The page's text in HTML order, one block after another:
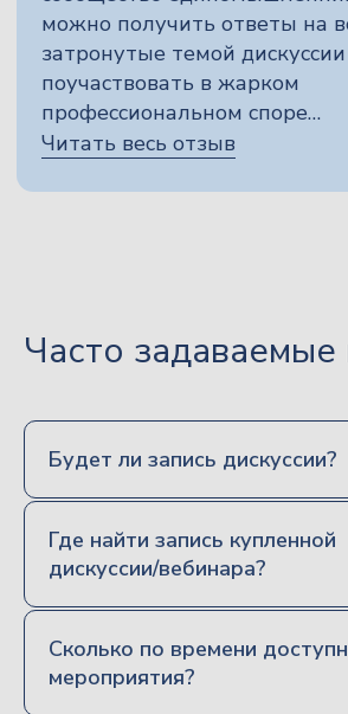
Часто
Будет ли запись дискуссии?
Где найти запись купленной
дискуссии/вебинара?
Сколько по времени
мероприятия?
написать на почту
Направления